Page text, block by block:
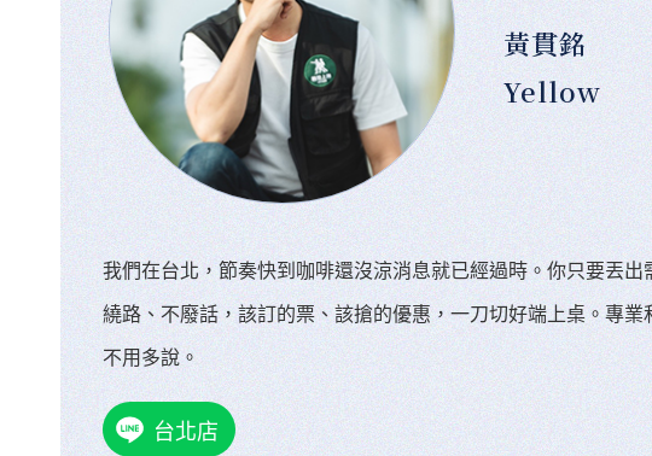
黃貫銘
Yellow
我們在台北，節奏快到咖啡還沒涼消息就已經過時。你只要丟
繞路、不廢話，該訂的票、該搶的優惠，一刀切好端上桌。專業
不用多說。
台北店